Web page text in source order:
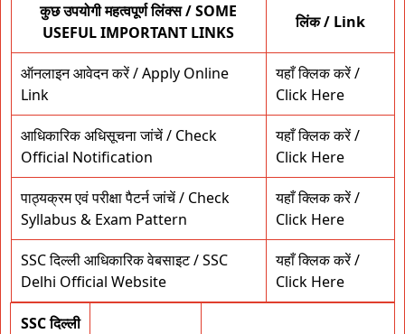
कुछ उपयोगी महत्वपूर्ण लिंक्स / SOME
USEFUL IMPORTANT LINKS
लिंक / Link
ऑनलाइन आवेदन करें / Apply Online
Link
यहाँ क्लिक करें /
Click Here
आधिकारिक अधिसूचना जांचें / Check
Official Notification
यहाँ क्लिक करें /
Click Here
पाठ्यक्रम एवं परीक्षा पैटर्न जांचें / Check
Syllabus & Exam Pattern
यहाँ क्लिक करें /
Click Here
SSC दिल्ली आधिकारिक वेबसाइट / SSC
Delhi Official Website
यहाँ क्लिक करें /
Click Here
SSC दिल्ली